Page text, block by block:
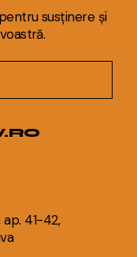
susținere și
ap. 41-42,